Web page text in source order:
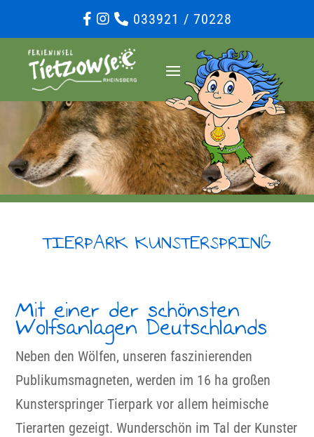
033921 / 70228
TIERPARK KUNSTERSPRING
Mit einer der schönsten
Wolfsanlagen Deutschlands
Neben den Wölfen, unseren faszinierenden
Publikumsmagneten, werden im 16 ha großen
Kunsterspringer Tierpark vor allem heimische
Tierarten gezeigt. Wunderschön im Tal der Kunster